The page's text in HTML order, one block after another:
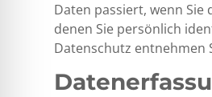
Daten passiert, wenn Sie
denen Sie persönlich
Datenschutz entnehmen